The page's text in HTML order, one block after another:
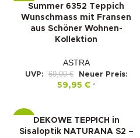
Summer 6352 Teppich
Wunschmass mit Fransen
aus Schöner Wohnen-
Kollektion
ASTRA
UVP: 69,00€ Neuer Preis:
59,95 € *
DEKOWE TEPPICH in
Sisaloptik NATURANA S2 –